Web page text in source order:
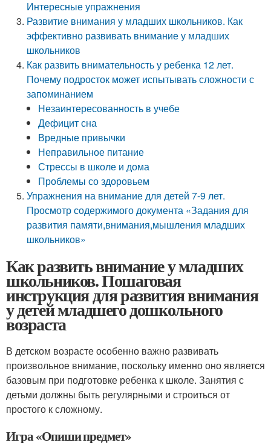
Интересные упражнения
Развитие внимания у младших школьников. Как
эффективно развивать внимание у младших
школьников
Как развить внимательность у ребенка 12 лет.
Почему подросток может испытывать сложности с
запоминанием
Незаинтересованность в учебе
Дефицит сна
Вредные привычки
Неправильное питание
Стрессы в школе и дома
Проблемы со здоровьем
Упражнения на внимание для детей 7-9 лет.
Просмотр содержимого документа «Задания для
развития памяти,внимания,мышления младших
школьников»
Как развить внимание у младших
школьников. Пошаговая
инструкция для развития внимания
у детей младшего дошкольного
возраста
В детском возрасте особенно важно развивать
произвольное внимание, поскольку именно оно является
базовым при подготовке ребенка к школе. Занятия с
детьми должны быть регулярными и строиться от
простого к сложному.
Игра «Опиши предмет»